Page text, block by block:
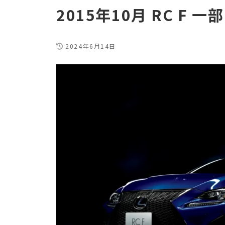
2015年10月 RC F 一
2024年6月14日